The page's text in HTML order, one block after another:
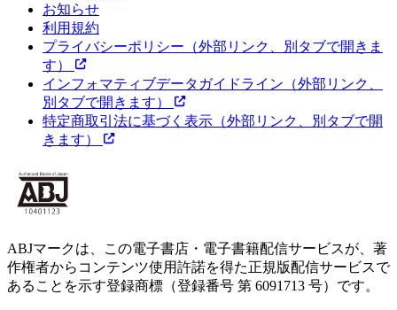
お知らせ
利用規約
プライバシーポリシー （外部リンク、別タブで開きま
す）
インフォマティブデータガイドライン （外部リンク、
別タブで開きます）
特定商取引法に基づく表示 （外部リンク、別タブで開
きます）
ABJマークは、この電子書店・電子書籍配信サービスが、著
作権者からコンテンツ使用許諾を得た正規版配信サービスで
あることを示す登録商標（登録番号 第 6091713 号）です。